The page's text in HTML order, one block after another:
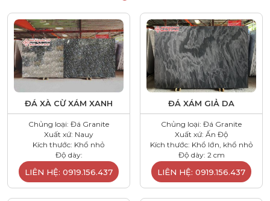
ĐÁ XÀ CỪ XÁM XANH
Chủng loại: Đá Granite
Xuất xứ: Nauy
Kích thước: Khổ nhỏ
Độ dày:
LIÊN HỆ: 0919.156.437
ĐÁ XÁM GIẢ DA
Chủng loại: Đá Granite
Xuất xứ: Ấn Độ
Kích thước: Khổ lớn, khổ nhỏ
Độ dày: 2 cm
LIÊN HỆ: 0919.156.437